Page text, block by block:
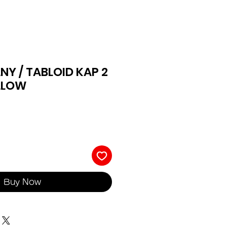
/ TABLOID KAP 2
Buy Now